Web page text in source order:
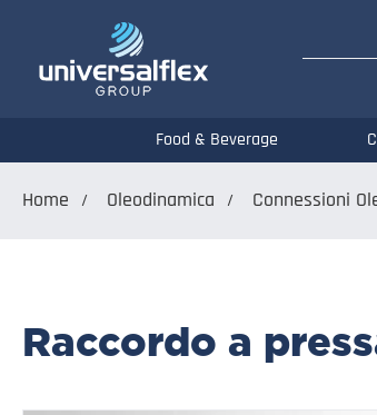
Food & Beverage
Home Oleodinamica Connessioni
Raccordo a